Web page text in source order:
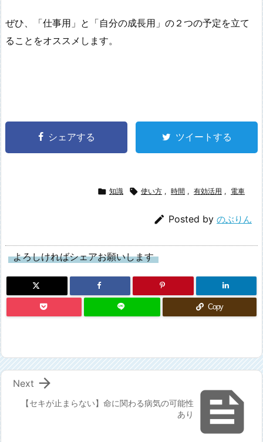
ぜひ、「仕事用」と「自分の成長用」の２つの予定を立て
ることをオススメします。
シェアする ツイートする
 知識  使い方 , 時間 , 有効活用 , 電車
 Posted by のぶりん
よろしければシェアお願いします
Copy

【セキが止まらない】命に関わる病気の可能性
あり

Next